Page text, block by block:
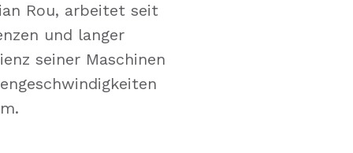
Rou, arbeitet seit
und langer
seiner Maschinen